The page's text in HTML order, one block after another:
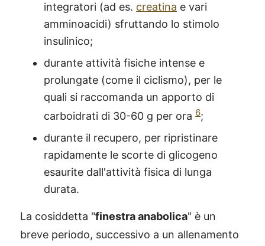
integratori (ad es. creatina e vari
amminoacidi) sfruttando lo stimolo
insulinico;
durante attività fisiche intense e
prolungate (come il ciclismo), per le
quali si raccomanda un apporto di
carboidrati di 30-60 g per ora 6;
durante il recupero, per ripristinare
rapidamente le scorte di glicogeno
esaurite dall'attività fisica di lunga
durata.
La cosiddetta "finestra anabolica" è un
breve periodo, successivo a un allenamento